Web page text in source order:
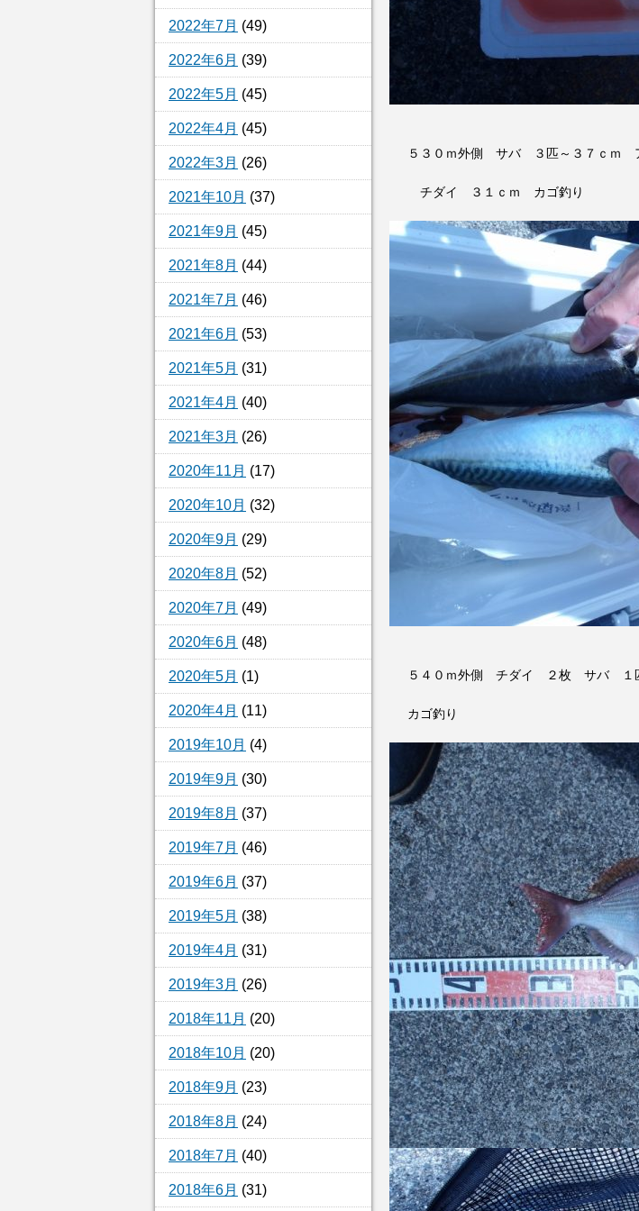
2022年7月 (49)
2022年6月 (39)
2022年5月 (45)
2022年4月 (45)
2022年3月 (26)
2021年10月 (37)
2021年9月 (45)
2021年8月 (44)
2021年7月 (46)
2021年6月 (53)
2021年5月 (31)
2021年4月 (40)
2021年3月 (26)
2020年11月 (17)
2020年10月 (32)
2020年9月 (29)
2020年8月 (52)
2020年7月 (49)
2020年6月 (48)
2020年5月 (1)
2020年4月 (11)
2019年10月 (4)
2019年9月 (30)
2019年8月 (37)
2019年7月 (46)
2019年6月 (37)
2019年5月 (38)
2019年4月 (31)
2019年3月 (26)
2018年11月 (20)
2018年10月 (20)
2018年9月 (23)
2018年8月 (24)
2018年7月 (40)
2018年6月 (31)
５３０ｍ外側 サバ ３匹～３７ｃｍ
チダイ ３１ｃｍ カゴ釣り
５４０ｍ外側 チダイ ２枚 サバ
カゴ釣り